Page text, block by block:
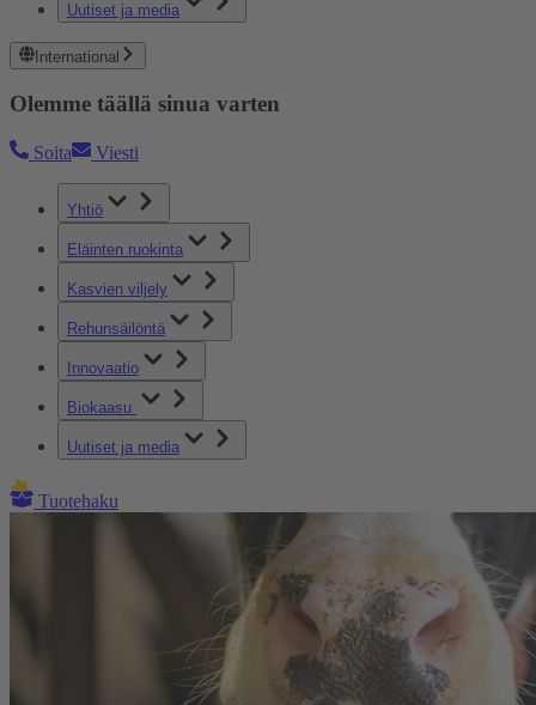
Uutiset ja media
International
Olemme täällä sinua varten
Soita Viesti
Yhtiö
Eläinten ruokinta
Kasvien viljely
Rehunsäilöntä
Innovaatio
Biokaasu
Uutiset ja media
Tuotehaku